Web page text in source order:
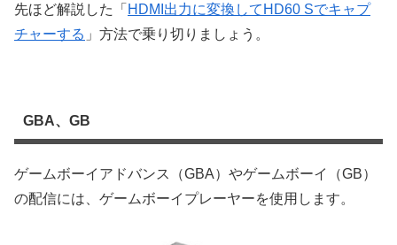
先ほど解説した「 HDMI出力に変換してHD60 Sでキャプ
チャーする 」方法で乗り切りましょう。
GBA、GB
ゲームボーイアドバンス（GBA）やゲームボーイ（GB）
の配信には、ゲームボーイプレーヤーを使用します。